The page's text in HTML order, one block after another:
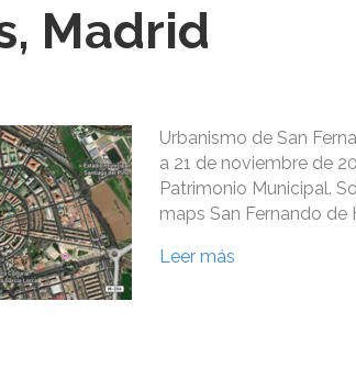
Madrid
Urbanismo de San
a 21 de noviembre de
Patrimonio Municipal.
maps San Fernando de
Leer más